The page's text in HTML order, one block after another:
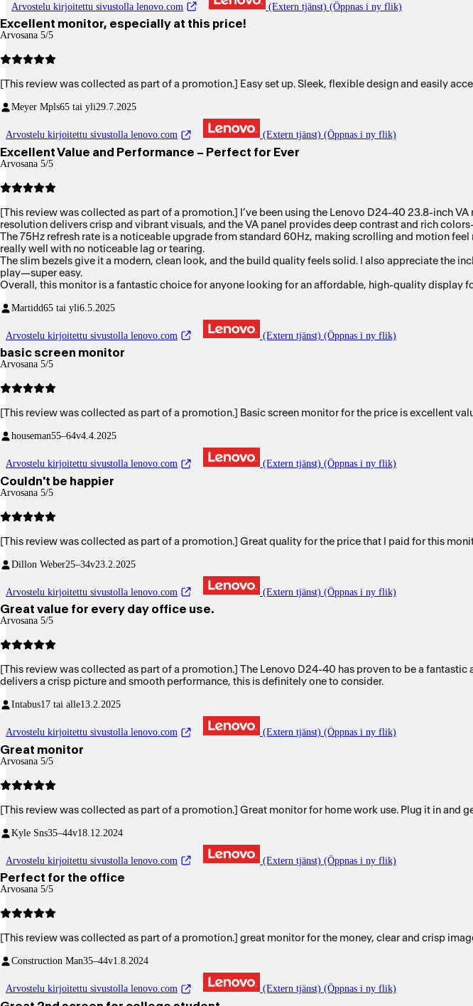
Arvostelu kirjoitettu sivustolla lenovo.com (Extern tjänst) (Öppnas i ny flik)
Excellent monitor, especially at this price!
Arvosana 5/5
[This review was collected as part of a promotion.] Easy set up. Sleek, flexible design and easily
Meyer Mpls65 tai yli29.7.2025
Arvostelu kirjoitettu sivustolla lenovo.com (Extern tjänst) (Öppnas i ny flik)
Excellent Value and Performance – Perfect for Ever
Arvosana 5/5
[This review was collected as part of a promotion.] I’ve been using the Lenovo D24-40 23.8-inch
resolution delivers crisp and vibrant visuals, and the VA panel provides deep contrast and rich
The 75Hz refresh rate is a noticeable upgrade from standard 60Hz, making scrolling and motion
really well with no noticeable lag or tearing.
The slim bezels give it a modern, clean look, and the build quality feels solid. I also appreciate the
play—super easy.
Overall, this monitor is a fantastic choice for anyone looking for an affordable, high-quality display
Martidd65 tai yli6.5.2025
Arvostelu kirjoitettu sivustolla lenovo.com (Extern tjänst) (Öppnas i ny flik)
basic screen monitor
Arvosana 5/5
[This review was collected as part of a promotion.] Basic screen monitor for the price is excellent
houseman55–64v4.4.2025
Arvostelu kirjoitettu sivustolla lenovo.com (Extern tjänst) (Öppnas i ny flik)
Couldn't be happier
Arvosana 5/5
[This review was collected as part of a promotion.] Great quality for the price that I paid for this
Dillon Weber25–34v23.2.2025
Arvostelu kirjoitettu sivustolla lenovo.com (Extern tjänst) (Öppnas i ny flik)
Great value for every day office use.
Arvosana 5/5
[This review was collected as part of a promotion.] The Lenovo D24-40 has proven to be a
delivers a crisp picture and smooth performance, this is definitely one to consider.
Intabus17 tai alle13.2.2025
Arvostelu kirjoitettu sivustolla lenovo.com (Extern tjänst) (Öppnas i ny flik)
Great monitor
Arvosana 5/5
[This review was collected as part of a promotion.] Great
Kyle Sns35–44v18.12.2024
Arvostelu kirjoitettu sivustolla lenovo.com (Extern tjänst) (Öppnas i ny flik)
Perfect for the office
Arvosana 5/5
[This review was collected as part of a promotion.] great monitor for the money, clear and crisp
Construction Man35–44v1.8.2024
Arvostelu kirjoitettu sivustolla lenovo.com (Extern tjänst) (Öppnas i ny flik)